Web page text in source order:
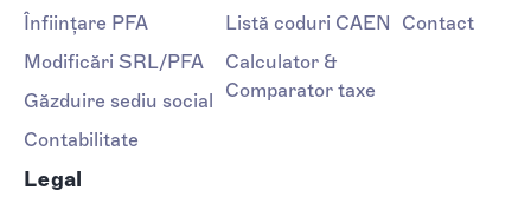
Înființare PFA
Modificări SRL/PFA
Găzduire sediu social
Contabilitate
Listă coduri CAEN
Calculator &
Comparator taxe
Contact
Legal